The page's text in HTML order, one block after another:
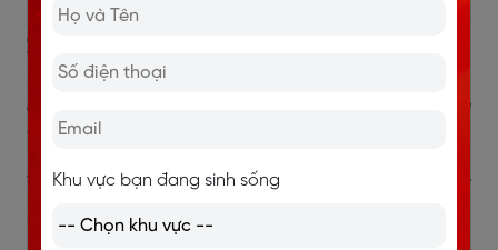
3.1. Bài tập
Bài tập 1: Điền từ thích hợp vào chỗ trống để hoàn
thành câu.
1. I’m going to the library _______ I need to borrow
Khu vực bạn đang sinh sống